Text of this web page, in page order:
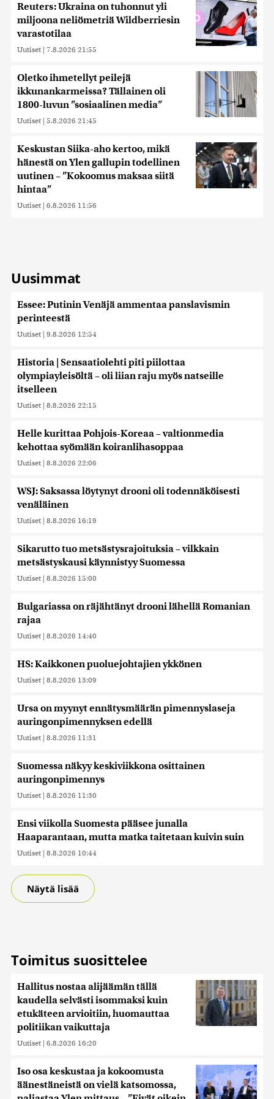
Reuters: Ukraina on tuhonnut yli
miljoona neliömetriä Wildberriesin
varastotilaa
Uutiset | 7.8.2026 21:55
Oletko ihmetellyt peilejä
ikkunankarmeissa? Tällainen oli
1800-luvun ”sosiaalinen media”
Uutiset | 5.8.2026 21:45
Keskustan Siika-aho kertoo, mikä
hänestä on Ylen gallupin todellinen
uutinen – ”Kokoomus maksaa siitä
hintaa”
Uutiset | 6.8.2026 11:56
Uusimmat
Essee: Putinin Venäjä ammentaa panslavismin
perinteestä
Uutiset | 9.8.2026 12:54
Historia | Sensaatiolehti piti piilottaa
olympiayleisöltä – oli liian raju myös natseille
itselleen
Uutiset | 8.8.2026 22:15
Helle kurittaa Pohjois-Koreaa – valtionmedia
kehottaa syömään koiranlihasoppaa
Uutiset | 8.8.2026 22:06
WSJ: Saksassa löytynyt drooni oli todennäköisesti
venäläinen
Uutiset | 8.8.2026 16:19
Sikarutto tuo metsästysrajoituksia – vilkkain
metsästyskausi käynnistyy Suomessa
Uutiset | 8.8.2026 15:00
Bulgariassa on räjähtänyt drooni lähellä Romanian
rajaa
Uutiset | 8.8.2026 14:40
HS: Kaikkonen puoluejohtajien ykkönen
Uutiset | 8.8.2026 13:09
Ursa on myynyt ennätysmäärän pimennyslaseja
auringonpimennyksen edellä
Uutiset | 8.8.2026 11:31
Suomessa näkyy keskiviikkona osittainen
auringonpimennys
Uutiset | 8.8.2026 11:30
Ensi viikolla Suomesta pääsee junalla
Haaparantaan, mutta matka taitetaan kuivin suin
Uutiset | 8.8.2026 10:44
Näytä lisää
Toimitus suosittelee
Hallitus nostaa alijäämän tällä
kaudella selvästi isommaksi kuin
etukäteen arvioitiin, huomauttaa
politiikan vaikuttaja
Uutiset | 6.8.2026 16:20
Iso osa keskustaa ja kokoomusta
äänestäneistä on vielä katsomossa,